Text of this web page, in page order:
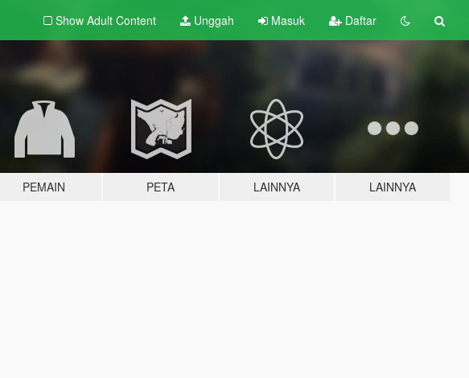
Show Adult Content Unggah Masuk Daftar
PEMAIN PETA LAINNYA LAINNYA